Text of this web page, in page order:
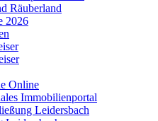
Räuberland
2026
Online
Immobilienportal
Leidersbach